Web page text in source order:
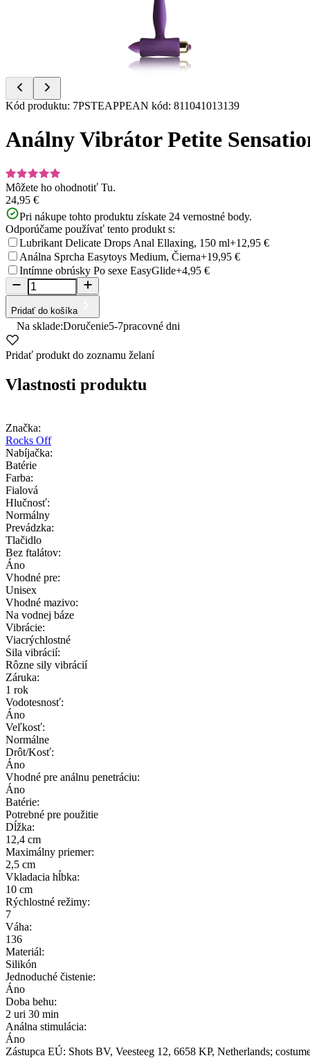
Item
of
3
Kód produktu: 7PSTEAPPEAN kód: 811041013139
Análny Vibrátor Petite
Môžete ho ohodnotiť Tu.
24,95 €
Pri nákupe tohto produktu získate 24 vernostné body.
Odporúčame používať tento produkt s:
Lubrikant Delicate Drops Anal Ellaxing, 150 ml+12,95 €
Análna Sprcha Easytoys Medium, Čierna+19,95 €
Intímne obrúsky Po sexe EasyGlide+4,95 €
Pridať do košíka
Na sklade:Doručenie5-7pracovné dni
Pridať produkt do zoznamu želaní
Vlastnosti produktu
Značka:
Rocks Off
Nabíjačka:
Batérie
Farba:
Fialová
Hlučnosť:
Normálny
Prevádzka:
Tlačidlo
Bez ftalátov:
Áno
Vhodné pre:
Unisex
Vhodné mazivo:
Na vodnej báze
Vibrácie:
Viacrýchlostné
Sila vibrácií:
Rôzne sily vibrácií
Záruka:
1 rok
Vodotesnosť:
Áno
Veľkosť:
Normálne
Drôt/Kosť:
Áno
Vhodné pre análnu penetráciu:
Áno
Batérie:
Potrebné pre použitie
Dĺžka:
12,4 cm
Maximálny priemer:
2,5 cm
Vkladacia hĺbka:
10 cm
Rýchlostné režimy:
7
Váha:
136
Materiál:
Silikón
Jednoduché čistenie:
Áno
Doba behu:
2 uri 30 min
Análna stimulácia:
Áno
Zástupca EÚ: Shots BV, Veesteeg 12, 6658 KP, Netherlands;